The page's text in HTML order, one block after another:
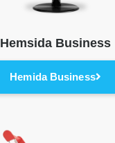
Hemsida Business
Hemida Business